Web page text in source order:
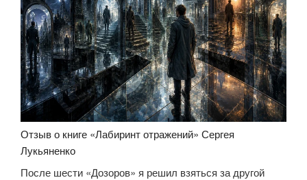
Лукьяненко»
Отзыв о книге «Лабиринт отражений» Сергея
Лукьяненко
После шести «Дозоров» я решил взяться за другой